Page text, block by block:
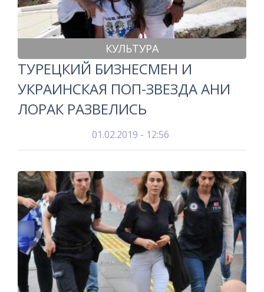
КУЛЬТУРА
ТУРЕЦКИЙ БИЗНЕСМЕН И
УКРАИНСКАЯ ПОП-ЗВЕЗДА АНИ
ЛОРАК РАЗВЕЛИСЬ
01.02.2019 - 12:56